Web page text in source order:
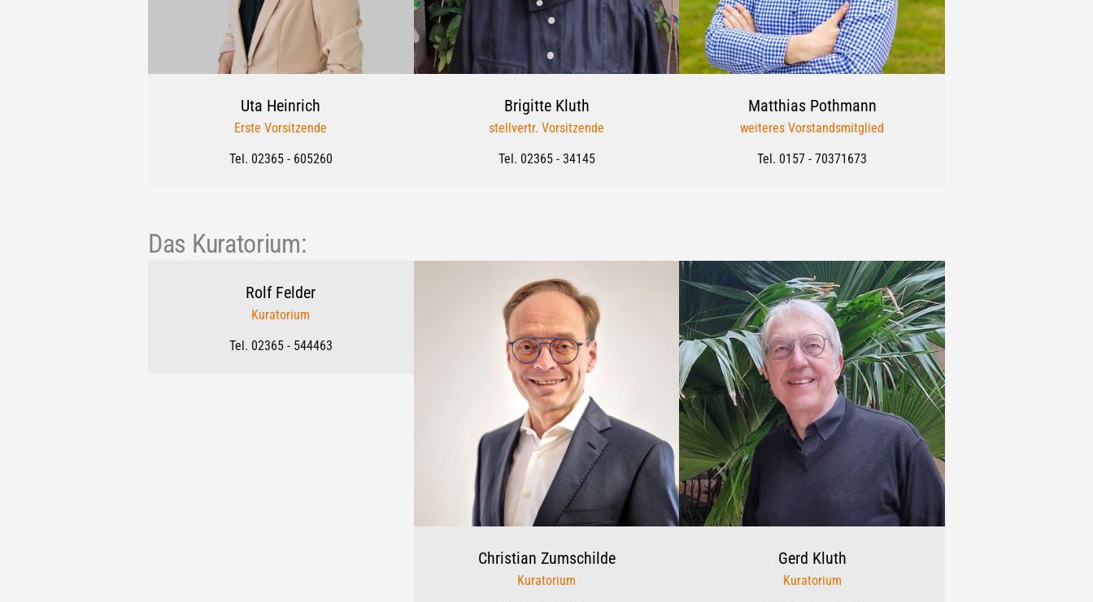
Uta Heinrich
Erste Vorsitzende
Tel. 02365 - 605260
BrigitteKluth
stellvertr. Vorsitzende
Tel. 02365 - 34145
Matthias Pothmann
weiteres Vorstandsmitglied
Tel. 0157 - 70371673
Das Kuratorium:
Rolf Felder
Kuratorium
Tel. 02365 - 544463
Christian Zumschilde
Kuratorium
Gerd Kluth
Kuratorium